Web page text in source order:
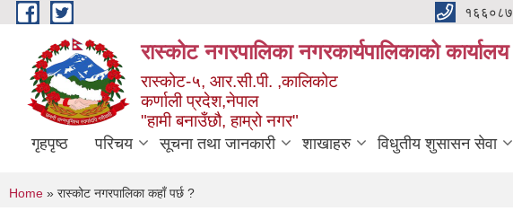
Skip to main content
रास्कोट नगरपालिका नगरकार्यपालिकाको कार्यालय
रास्कोट-५, आर.सी.पी. ,कालिकोट
कर्णाली प्रदेश,नेपाल
"हामी बनाउँछौ, हाम्रो नगर"
गृहपृष्ठ परिचय सूचना तथा जानकारी शाखाहरु विधुतीय शुसासन सेवा
You are here
Home » रास्कोट नगरपालिका कहाँ पर्छ ?